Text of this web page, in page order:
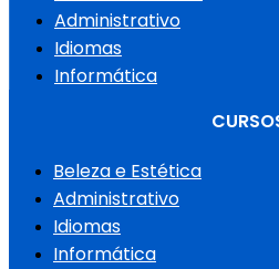
Administrativo
Idiomas
Informática
Beleza e Estética
Administrativo
Idiomas
Informática